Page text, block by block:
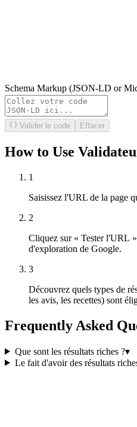
Schema Markup (JSON-LD or
Valider le code Effacer
How to Use
1
Saisissez l'URL de la page
2
Cliquez sur « Tester l'URL
d'exploration de Google.
3
Découvrez quels types de
les avis, les recettes) sont
Frequently Asked
Que sont les résultats riches ?▾
Le fait d'avoir des résultats